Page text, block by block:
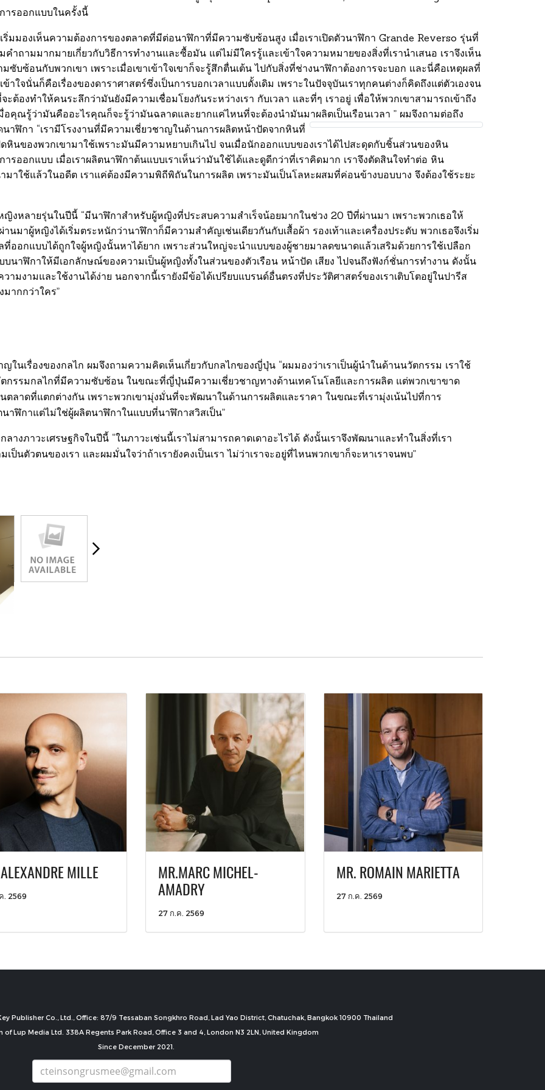
ารออกแบบในครั้งนี้
เริ่มมองเห็นความต้องการของตลาดที่มีต่อนาฬิกาที่มีความซับซ้อนสูง เมื่อเราเปิดตัวนาฬิกา Grande Reverso รุ่นที่
ามมากมายเกี่ยวกับวิธีการทำงานและซื้อมัน แต่ไม่มีใครรู้และเข้าใจความหมายของสิ่งที่เรานำเสนอ เราจึงเห็น
ซับซ้อนกับพวกเขา เพราะเมื่อเขาเข้าใจเขาก็จะรู้สึกตื่นเต้น ไปกับสิ่งที่ช่างนาฬิกาต้องการจะบอก และนี่คือเหตุผลที่
ใจนั่นก็คือเรื่องของดาราศาสตร์ซึ่งเป็นการบอกเวลาแบบดั้งเดิม เพราะในปัจจุบันเราทุกคนต่างก็คิดถึงแต่ตัวเองจน
ต้องทำให้คนระลึกว่ามันยังมีความเชื่อมโยงกันระหว่างเรา กับเวลา และที่ๆ เราอยู่ เพื่อให้พวกเขาสามารถเข้าถึง
คุณรู้ว่ามันคืออะไรคุณก็จะรู้ว่ามันฉลาดและยากแค่ไหนที่จะต้องนำมันมาผลิตเป็นเรือนเวลา ” ผมจึงถามต่อถึง
นาฬิกา
“เรามีโรงงานที่มีความเชี่ยวชาญในด้านการผลิตหน้าปัดจากหินที่
หินของพวกเขามาใช้เพราะมันมีความหยาบเกินไป จนเมื่อนักออกแบบของเราได้ไปสะดุดกับชิ้นส่วนของหิน
รออกแบบ เมื่อเราผลิตนาฬิกาต้นแบบเราเห็นว่ามันใช้ได้และดูดีกว่าที่เราคิดมาก เราจึงตัดสินใจทำต่อ หิน
าใช้แล้วในอดีต เราแค่ต้องมีความพิถีพิถันในการผลิต เพราะมันเป็นโลหะผสมที่ค่อนข้างบอบบาง จึงต้องใช้ระยะ
ญิงหลายรุ่นในปีนี้ “มีนาฬิกาสำหรับผู้หญิงที่ประสบความสำเร็จน้อยมากในช่วง 20 ปีที่ผ่านมา เพราะพวกเธอให้
มาผู้หญิงได้เริ่มตระหนักว่านาฬิกาก็มีความสำคัญเช่นเดียวกันกับเสื้อผ้า รองเท้าและเครื่องประดับ พวกเธอจึงเริ่ม
ออกแบบได้ถูกใจผู้หญิงนั้นหาได้ยาก เพราะส่วนใหญ่จะนำแบบของผู้ชายมาลดขนาดแล้วเสริมด้วยการใช้เปลือก
บนาฬิกาให้มีเอกลักษณ์ของความเป็นผู้หญิงทั้งในส่วนของตัวเรือน หน้าปัด เสียง ไปจนถึงฟังก์ชั่นการทำงาน ดังนั้น
มงามและใช้งานได้ง่าย นอกจากนี้เรายังมีข้อได้เปรียบแบรนด์อื่นตรงที่ประวัติศาสตร์ของเราเติบโตอยู่ในปารีส
ากกว่าใคร”
นเรื่องของกลไก ผมจึงถามความคิดเห็นเกี่ยวกับกลไกของญี่ปุ่น “ผมมองว่าเราเป็นผู้นำในด้านนวัตกรรม เราใช้
กรรมกลไกที่มีความซับซ้อน ในขณะที่ญี่ปุ่นมีความเชี่ยวชาญทางด้านเทคโนโลยีและการผลิต แต่พวกเขาขาด
ตลาดที่แตกต่างกัน เพราะพวกเขามุ่งมั่นที่จะพัฒนาในด้านการผลิตและราคา ในขณะที่เรามุ่งเน้นไปที่การ
าฬิกาแต่ไม่ใช่ผู้ผลิตนาฬิกาในแบบที่นาฬิกาสวิสเป็น”
งภาวะเศรษฐกิจในปีนี้ “ในภาวะเช่นนี้เราไม่สามารถคาดเดาอะไรได้ ดังนั้นเราจึงพัฒนาและทำในสิ่งที่เรา
นตัวตนของเรา และผมมั่นใจว่าถ้าเรายังคงเป็นเรา ไม่ว่าเราจะอยู่ที่ไหนพวกเขาก็จะหาเราจนพบ”
MILLE
. 2569
MR.MARC MICHEL-
AMADRY
27 ก.ค. 2569
MR. ROMAIN MARIETTA
27 ก.ค. 2569
Publisher Co., Ltd., Office: 87/9 Tessaban Songkhro Road, Lad Yao District, Chatuchak, Bangkok 10900 Thailand
of Lup Media Ltd. 338A Regents Park Road, Office 3 and 4, London N3 2LN, United Kingdom
Since December 2021.